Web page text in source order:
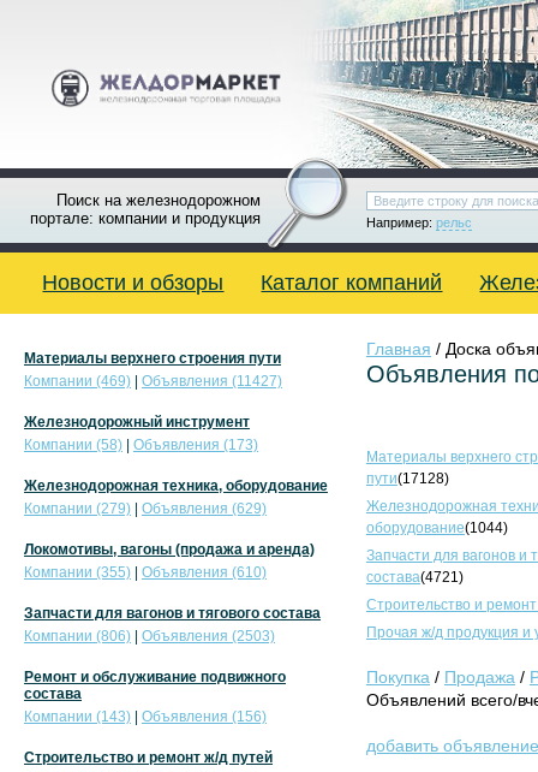
Поиск на железнодорожном
портале: компании и продукция
Например: рельс
Новости и обзоры Каталог компаний
Главная / Доска
Объявления
Материалы верхнего
пути(17128)
Железнодорожная
оборудование(1044)
Запчасти для вагонов и
состава(4721)
Строительство и
Прочая ж/д продукция и
Покупка / Продажа /
Объявлений всего/
добавить объявление
Материалы верхнего строения пути
Компании (469)
Объявления (11427)
Железнодорожный инструмент
Компании (58)
Объявления (173)
Железнодорожная техника, оборудование
Компании (279)
Объявления (629)
Локомотивы, вагоны (продажа и аренда)
Компании (355)
Объявления (610)
Запчасти для вагонов и тягового состава
Компании (806)
Объявления (2503)
Ремонт и обслуживание подвижного
состава
Компании (143)
Объявления (156)
Строительство и ремонт ж/д путей